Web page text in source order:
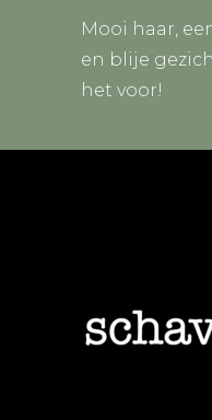
Mooi haar,
en blije
het voor!